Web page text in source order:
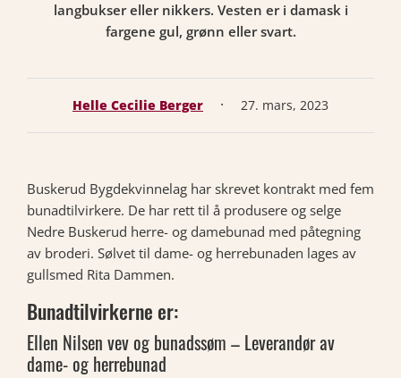
langbukser eller nikkers. Vesten er i damask i
fargene gul, grønn eller svart.
Helle Cecilie Berger · 27. mars, 2023
Buskerud Bygdekvinnelag har skrevet kontrakt med fem
bunadtilvirkere. De har rett til å produsere og selge
Nedre Buskerud herre- og damebunad med påtegning
av broderi. Sølvet til dame- og herrebunaden lages av
gullsmed Rita Dammen.
Bunadtilvirkerne er:
Ellen Nilsen vev og bunadssøm – Leverandør av
dame- og herrebunad